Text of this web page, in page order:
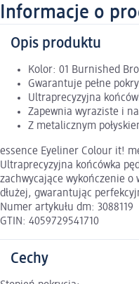
Informacje o
Opis produktu
Kolor: 01 Burnished
Gwarantuje pełne
Ultraprecyzyjna
Zapewnia wyraziste i
Z metalicznym
essence Eyeliner Colour it!
Ultraprecyzyjna końcówka
zachwycające wykończenie
dłużej, gwarantując
Numer artykułu dm: 3088119
GTIN: 4059729541710
Cechy